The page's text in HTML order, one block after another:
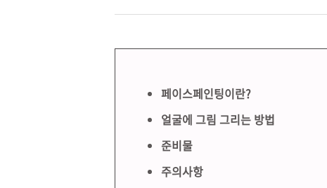
페이스페인팅이란?
얼굴에 그림 그리는 방법
준비물
주의사항